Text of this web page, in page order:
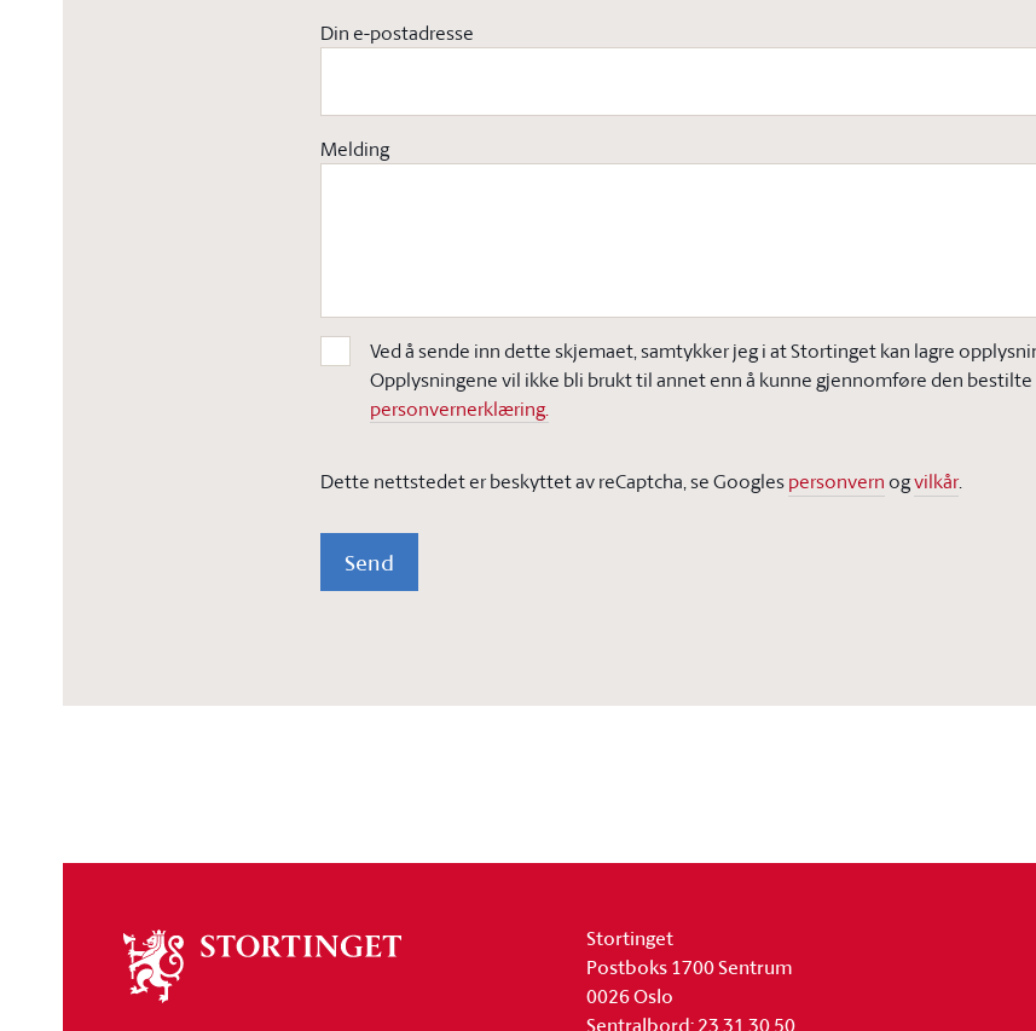
Din e-postadresse
Melding
Ved å sende inn dette skjemaet, samtykker jeg i at Stortinget kan lagre
Opplysningene vil ikke bli brukt til annet enn å kunne gjennomføre den bestilte
personvernerklæring.
Dette nettstedet er beskyttet av reCaptcha, se Googlespersonvern ogvilkår.
Send
stortinget
Stortinget
Postboks 1700 Sentrum
0026 Oslo
Sentralbord: 23 31 30 50